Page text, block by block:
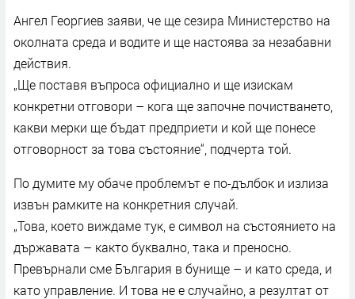
Ангел Георгиев заяви, че ще сезира Министерство на
околната среда и водите и ще настоява за незабавни
действия.
„Ще поставя въпроса официално и ще изискам
конкретни отговори – кога ще започне почистването,
какви мерки ще бъдат предприети и кой ще понесе
отговорност за това състояние“, подчерта той.
По думите му обаче проблемът е по-дълбок и излиза
извън рамките на конкретния случай.
„Това, което виждаме тук, е символ на състоянието на
държавата – както буквално, така и преносно.
Превърнали сме България в бунище – и като среда, и
като управление. И това не е случайно, а резултат от